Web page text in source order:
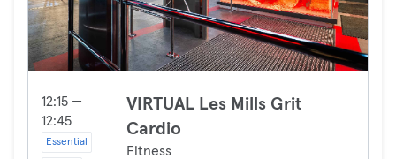
12:15 —
12:45
Essential
VIRTUAL Les Mills Grit
Cardio
Fitness